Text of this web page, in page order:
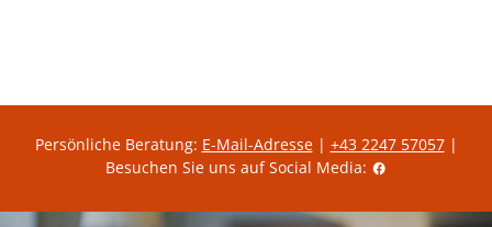
Persönliche Beratung: E-Mail-Adresse| +43 2247 57057|
Besuchen Sie uns auf Social Media: